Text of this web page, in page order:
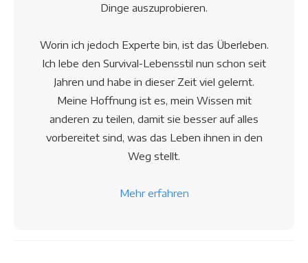
Dinge auszuprobieren.
Worin ich jedoch Experte bin, ist das Überleben.
Ich lebe den Survival-Lebensstil nun schon seit
Jahren und habe in dieser Zeit viel gelernt.
Meine Hoffnung ist es, mein Wissen mit
anderen zu teilen, damit sie besser auf alles
vorbereitet sind, was das Leben ihnen in den
Weg stellt.
Mehr erfahren